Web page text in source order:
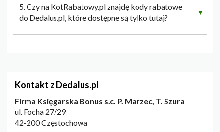
5. Czy na KotRabatowy.pl znajdę kody rabatowe
do Dedalus.pl, które dostępne są tylko tutaj?
▼
Kontakt z Dedalus.pl
Firma Księgarska Bonus s.c. P. Marzec, T. Szura
ul. Focha 27/29
42-200 Częstochowa